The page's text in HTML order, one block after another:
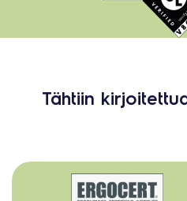
Tähtiin